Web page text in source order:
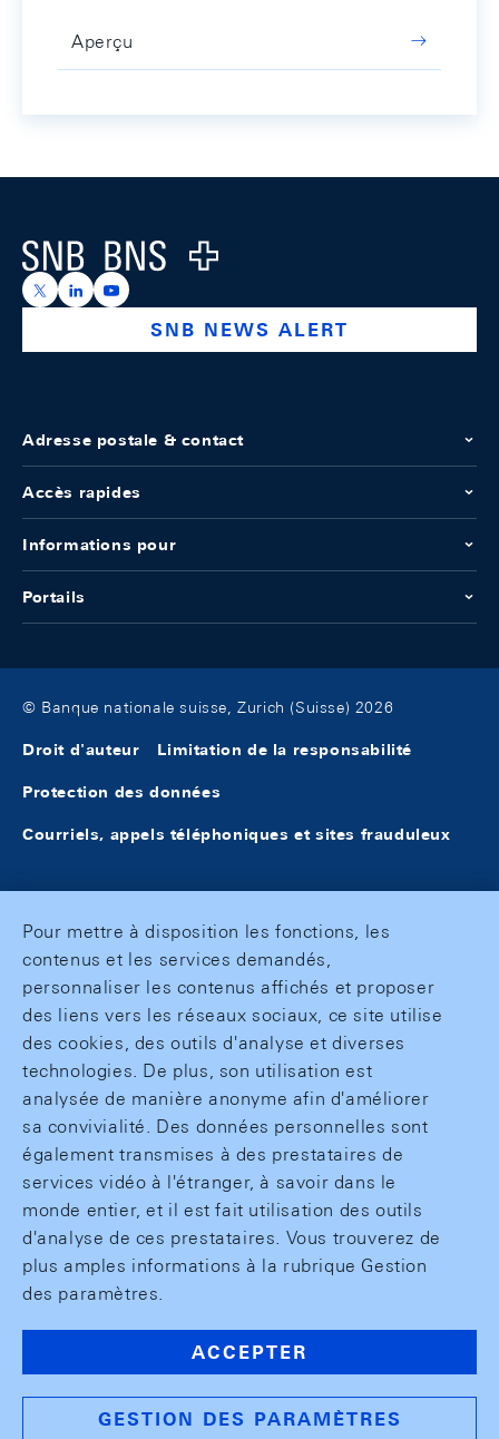
Aperçu
Logo
https://x.com/snb_bns
https://ch.linkedin.com/company/swiss-national-
https://www.youtube.com/@swissnationalbank
SNB NEWS ALERT
Adresse postale & contact
Accès rapides
Informations pour
Portails
© Banque nationale suisse, Zurich (Suisse) 2026
Droit d'auteur Limitation de la responsabilité
Protection des données
Courriels, appels téléphoniques et sites frauduleux
Pour mettre à disposition les fonctions, les
contenus et les services demandés,
personnaliser les contenus affichés et proposer
des liens vers les réseaux sociaux, ce site utilise
des cookies, des outils d'analyse et diverses
technologies. De plus, son utilisation est
analysée de manière anonyme afin d'améliorer
sa convivialité. Des données personnelles sont
également transmises à des prestataires de
services vidéo à l'étranger, à savoir dans le
monde entier, et il est fait utilisation des outils
d'analyse de ces prestataires. Vous trouverez de
plus amples informations à la rubrique Gestion
des paramètres.
ACCEPTER
GESTION DES PARAMÈTRES